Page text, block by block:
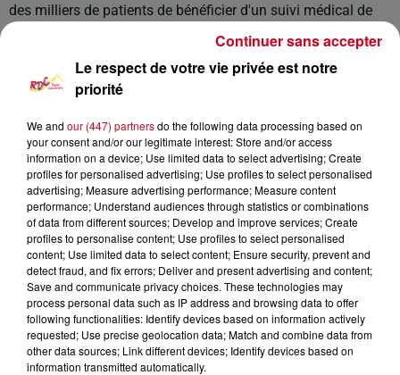
des milliers de patients de bénéficier d'un suivi médical de
proximité grâce à des professionnels salariés.
L'ouverture de cette structure répond à une problématique
majeure du territoire : le manque de médecins généralistes et
trouver un médecin traitant. L'objectif est également de
rendre le Comminges plus attractif pour les jeunes praticiens
en leur proposant un cadre de travail collectif et universitaire.
À LA UNE Voir plus
Couserans : Eaux du Couserans
alerte sur une recrudescence de
faux...
Le respect de votre vie privée est notre
priorité
We and our (447) partnersdo the following data processing based on
your consent and/or our legitimate interest: Store and/or access
information on a device; Use limited data to select advertising; Create
profiles for personalised advertising; Use profiles to select personalised
advertising; Measure advertising performance; Measure content
performance; Understand audiences through statistics or combinations
of data from different sources; Develop and improve services; Create
profiles to personalise content; Use profiles to select personalised
content; Use limited data to select content; Ensure security, prevent and
detect fraud, and fix errors; Deliver and present advertising and content;
Save and communicate privacy choices. These technologies may
process personal data such as IP address and browsing data to offer
following functionalities: Identify devices based on information actively
requested; Use precise geolocation data; Match and combine data from
other data sources; Link different devices; Identify devices based on
information transmitted automatically.
Continuer sans accepter